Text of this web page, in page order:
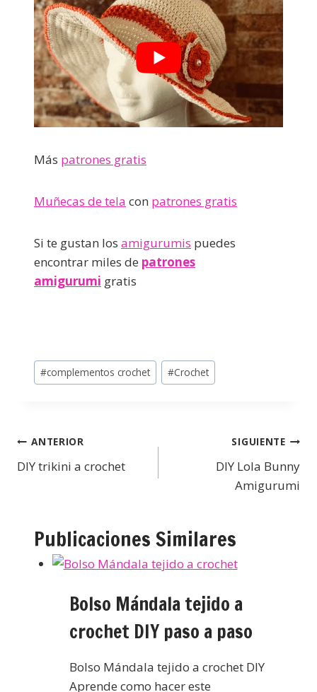
Más patrones gratis
Muñecas de tela con patrones gratis
Si te gustan los amigurumis puedes
encontrar miles de patrones
amigurumi gratis
#complementos crochet #Crochet
ANTERIOR
DIY trikini a crochet
SIGUIENTE
DIY Lola Bunny
Amigurumi
Publicaciones Similares
Bolso Mándala tejido a
crochet DIY paso a paso
Bolso Mándala tejido a crochet DIY
Aprende como hacer este